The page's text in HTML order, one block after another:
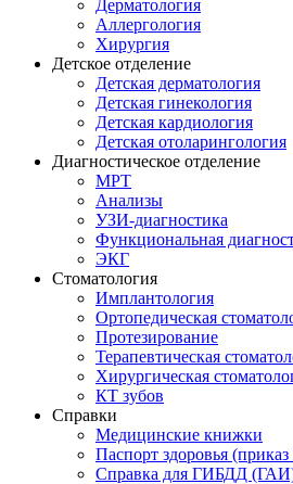
Дерматология
Аллергология
Хирургия
Детское отделение
Детская дерматология
Детская гинекология
Детская кардиология
Детская отоларингология
Диагностическое отделение
МРТ
Анализы
УЗИ-диагностика
Функциональная
ЭКГ
Стоматология
Имплантология
Ортопедическая
Протезирование
Терапевтическая
Хирургическая
КТ зубов
Справки
Медицинские книжки
Паспорт здоровья
Справка для ГИБДД